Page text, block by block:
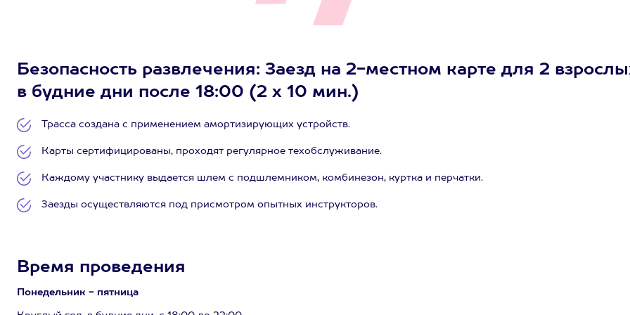
Безопасность развлечения: Заезд на 2-местном карте для 2
в будние дни после 18:00 (2 х 10 мин.)
Трасса создана с применением амортизирующих устройств.
Карты сертифицированы, проходят регулярное техобслуживание.
Каждому участнику выдается шлем с подшлемником, комбинезон, куртка и перчатки.
Заезды осуществляются под присмотром опытных инструкторов.
Время проведения
Понедельник - пятница